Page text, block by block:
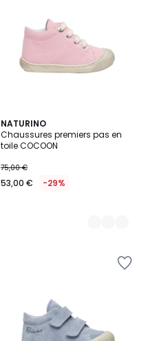
NATURINO
Chaussures premiers pas en
toile COCOON
75,00 €
53,00 € -29%
2
Couleurs